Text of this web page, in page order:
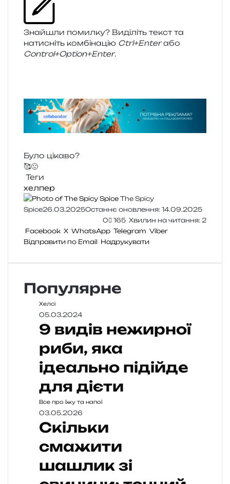
Знайшли помил­ку? Виділіть текст та
нати­сніть ком­бі­на­цію Ctrl+Enterабо
Control+Option+Enter.
Було цікаво?
🥰🤢
Теги
хелпер
The Spicy
Spice26.03.2025Останнє оновлення: 14.09.2025
0
165 Хвилин на читання: 2
Facebook X WhatsApp Telegram Viber
Відправити по Email Надрукувати
Популярне
Хелсі
05.03.2024
9 видів нежирної
риби, яка
ідеально підійде
для дієти
Все про їжу та напої
03.05.2026
Скільки
смажити
шашлик зі